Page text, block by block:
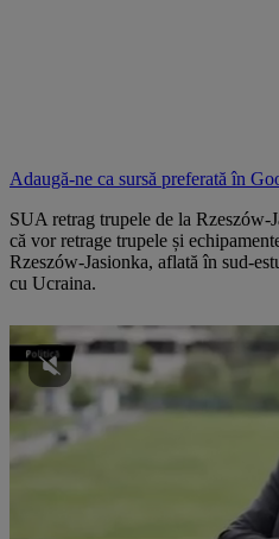
Adaugă-ne ca sursă preferată în
SUA retrag trupele de la Rzeszów-
că vor retrage trupele și
Rzeszów-Jasionka, aflată în sud-
cu Ucraina.